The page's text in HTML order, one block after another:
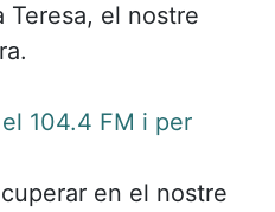
Teresa, el nostre
104.4 FM i per
en el nostre